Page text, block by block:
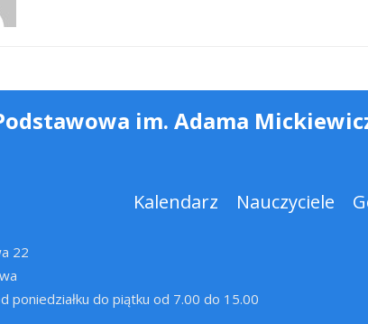
im. Adama
Kalendarz Nauczyciele
22
poniedziałku do piątku od 7.00 do 15.00